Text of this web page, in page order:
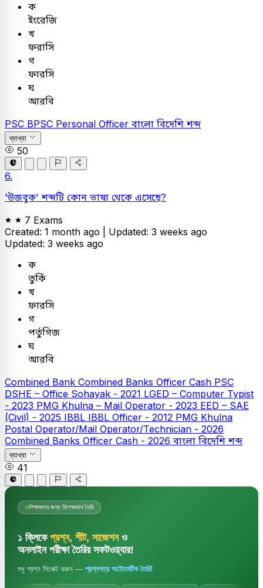
ক
ইংরেজি
খ
ফরাসি
গ
ফারসি
ঘ
আরবি
PSC BPSC Personal Officer বাংলা বিদেশি শব্দ
ব্যাখ্যা
50
6.
'উজবুক' শব্দটি কোন ভাষা থেকে এসেছে?
7 Exams
Created: 1 month ago | Updated: 3 weeks ago
Updated: 3 weeks ago
ক
তুর্কি
খ
ফারসি
গ
পর্তুগিজ
ঘ
আরবি
Combined Bank Combined Banks Officer Cash PSC
DSHE – Office Sohayak - 2021 LGED – Computer Typist
- 2023 PMG Khulna – Mail Operator - 2023 EED – SAE
(Civil) - 2025 IBBL IBBL Officer - 2012 PMG Khulna
Postal Operator/Mail Operator/Technician - 2026
Combined Banks Officer Cash - 2026 বাংলা বিদেশি শব্দ
ব্যাখ্যা
41
শিক্ষকদের জন্য বিশেষভাবে তৈরি
১ ক্লিকে প্রশ্ন, শীট, সাজেশনও
অনলাইন পরীক্ষা তৈরির সফটওয়্যার!
শুধু প্রশ্ন সিলেক্ট করুন — প্রশ্নপত্র অটোমেটিক তৈরি!